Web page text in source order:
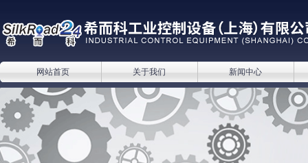
网站首页 关于我们 新闻中心